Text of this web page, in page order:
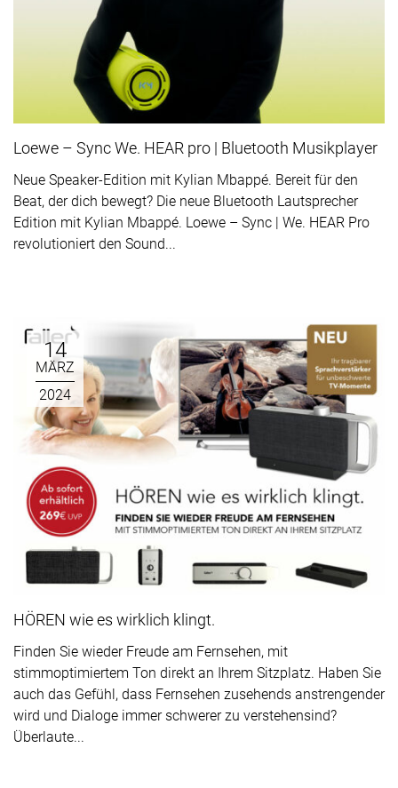
Loewe – Sync We. HEAR pro | Bluetooth Musikplayer
Neue Speaker-Edition mit Kylian Mbappé. Bereit für den
Beat, der dich bewegt? Die neue Bluetooth Lautsprecher
Edition mit Kylian Mbappé. Loewe – Sync | We. HEAR Pro
revolutioniert den Sound...
14
MÄRZ
2024
HÖREN wie es wirklich klingt.
Finden Sie wieder Freude am Fernsehen, mit
stimmoptimiertem Ton direkt an Ihrem Sitzplatz. Haben Sie
auch das Gefühl, dass Fernsehen zusehends anstrengender
wird und Dialoge immer schwerer zu verstehensind?
Überlaute...